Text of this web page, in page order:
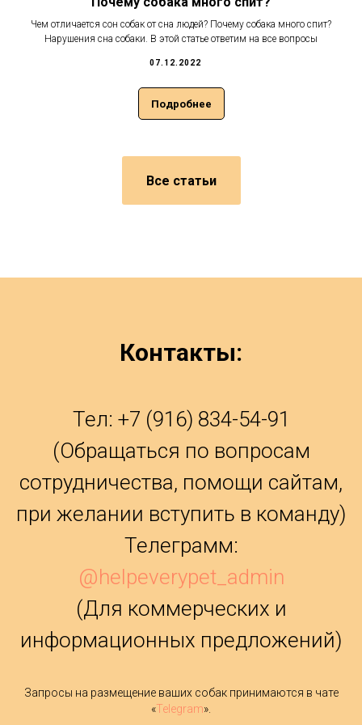
Чем отличается сон собак от сна людей? Почему собака много спит?
Нарушения сна собаки. В этой статье ответим на все вопросы
07.12.2022
Подробнее
Все статьи
Контакты:
Тел: +7 (916) 834-54-91
(Обращаться по вопросам
сотрудничества, помощи сайтам,
при желании вступить в команду)
Телеграмм:
@helpeverypet_admin
(Для коммерческих и
информационных предложений)
Запросы на размещение ваших собак принимаются в чате
«Telegram».